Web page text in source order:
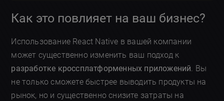
Как это повлияет на ваш бизнес?
Использование React Native в вашей компании
может существенно изменить ваш подход к
разработке кроссплатформенных приложений . Вы
не только сможете быстрее выводить продукты на
рынок, но и существенно снизите затраты на